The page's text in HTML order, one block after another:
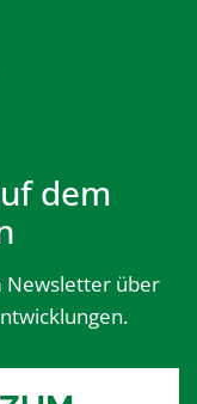
dem
Newsletter über